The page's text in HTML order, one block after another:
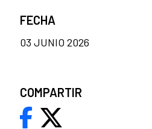
FECHA
03 JUNIO 2026
COMPARTIR